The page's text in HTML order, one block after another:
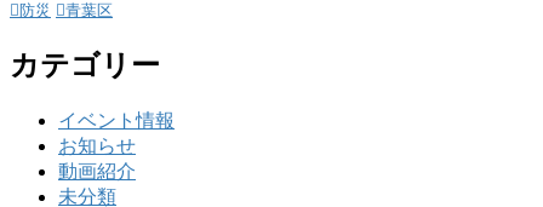
防災
青葉区
カテゴリー
イベント情報
お知らせ
動画紹介
未分類